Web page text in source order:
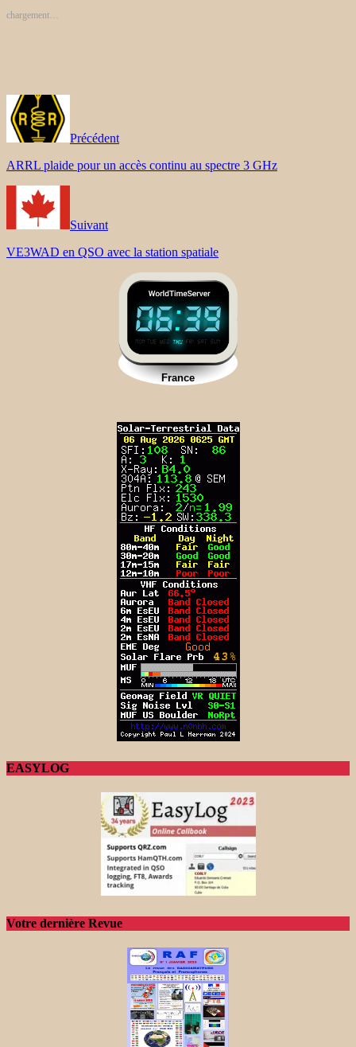
chargement…
Précédent
ARRL plaide pour un accès continu au spectre 3 GHz
Suivant
VE3WAD en QSO avec la station spatiale
EASYLOG
Votre dernière Revue